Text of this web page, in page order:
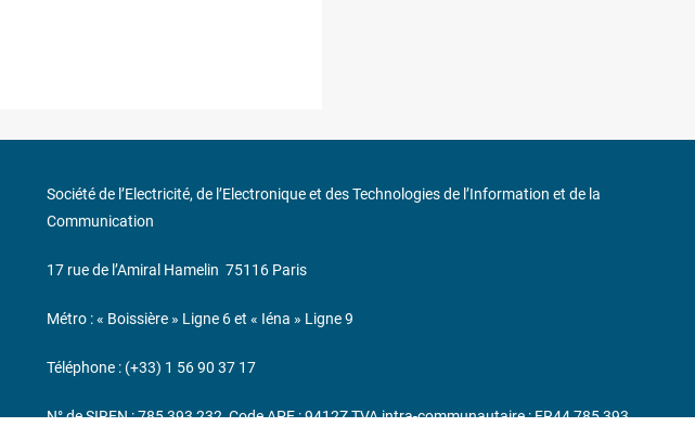
Société de l’Electricité, de l’Electronique et des Technologies de l’Information et de la
Communication
17 rue de l’Amiral Hamelin 75116 Paris
Métro : « Boissière » Ligne 6 et « Iéna » Ligne 9
Téléphone : (+33) 1 56 90 37 17
N° de SIREN : 785 393 232, Code APE : 9412Z TVA intra-communautaire : FR44 785 393